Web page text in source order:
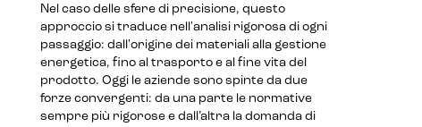
Nel caso delle sfere di precisione, questo
approccio si traduce nell'analisi rigorosa di ogni
passaggio: dall'origine dei materiali alla gestione
energetica, fino al trasporto e al fine vita del
prodotto. Oggi le aziende sono spinte da due
forze convergenti: da una parte le normative
sempre più rigorose e dall’altra la domanda di